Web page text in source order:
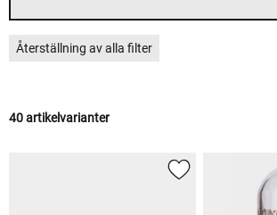
Återställning av alla filter
40 artikelvarianter